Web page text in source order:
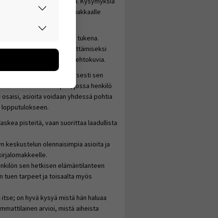
läpi tai poimitaan asiakkaalle
koskevan keskustelun tukena.
virhetulkinnan välttämiseksi
neutraaleja vaihtoehtokuvia.
käyttää tilannekohtaisesti sen
ilmapiiri, jossa henkilö
asioita voidaan yhdessä pohtia
lopputulokseen.
pisteitä, vaan suorittaa laadullista
keskustelun olennaisimpia asioita ja
sen hetkisen elämäntilanteen
tuen tarpeet ja toisaalta myös
on hyvä kysyä mistä hän haluaa
arvioi, mistä aiheista
kerätään
Emme